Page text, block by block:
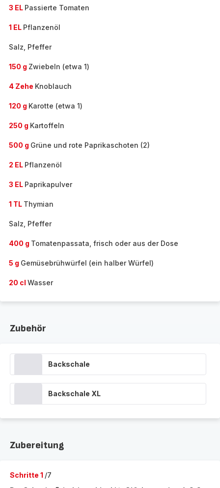
3 EL Passierte Tomaten
1 EL Pflanzenöl
Salz, Pfeffer
150 g Zwiebeln (etwa 1)
4 Zehe Knoblauch
120 g Karotte (etwa 1)
250 g Kartoffeln
500 g Grüne und rote Paprikaschoten (2)
2 EL Pflanzenöl
3 EL Paprikapulver
1 TL Thymian
Salz, Pfeffer
400 g Tomatenpassata, frisch oder aus der Dose
5 g Gemüsebrühwürfel (ein halber Würfel)
20 cl Wasser
Zubehör
Backschale
Backschale XL
Zubereitung
Schritte 1 /7